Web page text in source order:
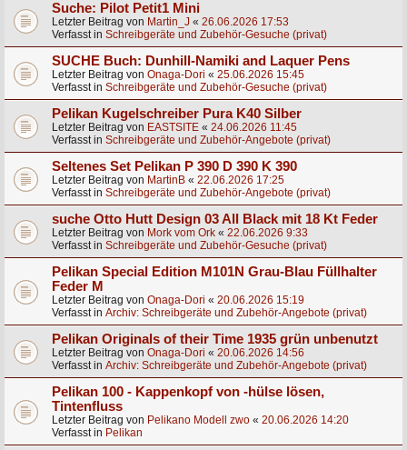
Suche: Pilot Petit1 Mini
Letzter Beitrag von Martin_J « 26.06.2026 17:53
Verfasst in Schreibgeräte und Zubehör-Gesuche (privat)
SUCHE Buch: Dunhill-Namiki and Laquer Pens
Letzter Beitrag von Onaga-Dori « 25.06.2026 15:45
Verfasst in Schreibgeräte und Zubehör-Gesuche (privat)
Pelikan Kugelschreiber Pura K40 Silber
Letzter Beitrag von EASTSITE « 24.06.2026 11:45
Verfasst in Schreibgeräte und Zubehör-Angebote (privat)
Seltenes Set Pelikan P 390 D 390 K 390
Letzter Beitrag von MartinB « 22.06.2026 17:25
Verfasst in Schreibgeräte und Zubehör-Angebote (privat)
suche Otto Hutt Design 03 All Black mit 18 Kt Feder
Letzter Beitrag von Mork vom Ork « 22.06.2026 9:33
Verfasst in Schreibgeräte und Zubehör-Gesuche (privat)
Pelikan Special Edition M101N Grau-Blau Füllhalter
Feder M
Letzter Beitrag von Onaga-Dori « 20.06.2026 15:19
Verfasst in Archiv: Schreibgeräte und Zubehör-Angebote (privat)
Pelikan Originals of their Time 1935 grün unbenutzt
Letzter Beitrag von Onaga-Dori « 20.06.2026 14:56
Verfasst in Archiv: Schreibgeräte und Zubehör-Angebote (privat)
Pelikan 100 - Kappenkopf von -hülse lösen,
Tintenfluss
Letzter Beitrag von Pelikano Modell zwo « 20.06.2026 14:20
Verfasst in Pelikan